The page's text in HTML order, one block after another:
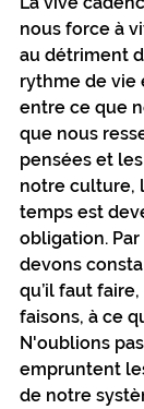
nous force à
au détriment
rythme de vie
entre ce que
que nous
pensées et
notre culture,
temps est
obligation.
devons
qu’il faut
faisons, à ce
N'oublions
empruntent
de notre